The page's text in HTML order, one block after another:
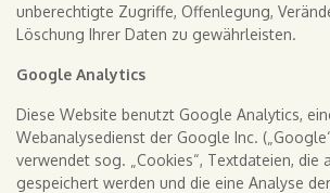
unberechtigte Zugriffe, Offenlegung,
Löschung Ihrer Daten zu gewährleisten.
Google Analytics
Diese Website benutzt Google Analytics,
Webanalysedienst der Google Inc.
verwendet sog. „Cookies“, Textdateien, die
gespeichert werden und die eine Analyse